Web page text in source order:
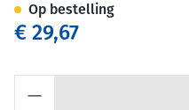
€ 29,67
Op bestelling